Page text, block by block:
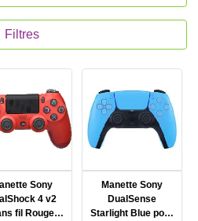
Filtres
Sony
4 v2
fil Rouge
Manette Sony
DualSense
Starlight Blue pour